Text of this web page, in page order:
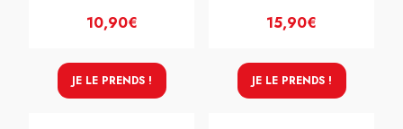
10,90€
JE LE PRENDS !
15,90€
JE LE PRENDS !